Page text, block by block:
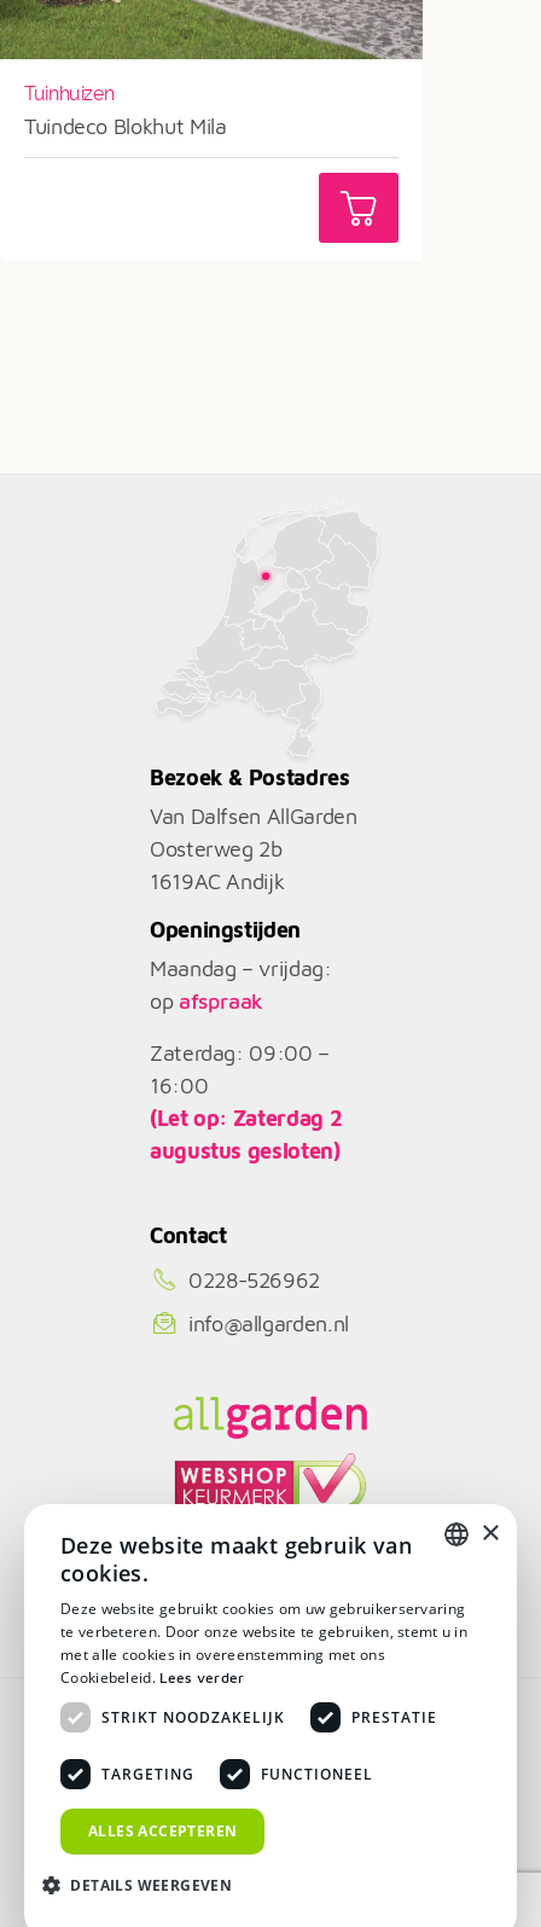
Tuinhuizen
Tuindeco Blokhut Mila
Bezoek & Postadres
Van Dalfsen AllGarden
Oosterweg 2b
1619AC Andijk
Openingstijden
Maandag – vrijdag:
op afspraak
Zaterdag: 09:00 –
16:00
(Let op: Zaterdag 2
augustus gesloten)
Contact
0228-526962
info@allgarden.nl
Algemene voorwaarden
Disclaimer
Privacy verklaring
DUTCH
×
Deze website maakt gebruik van
cookies.
Deze website gebruikt cookies om uw gebruikerservaring
te verbeteren. Door onze website te gebruiken, stemt u in
met alle cookies in overeenstemming met ons
Cookiebeleid. Lees verder
STRIKT NOODZAKELIJK PRESTATIE
TARGETING FUNCTIONEEL
ALLES ACCEPTEREN
DETAILS WEERGEVEN